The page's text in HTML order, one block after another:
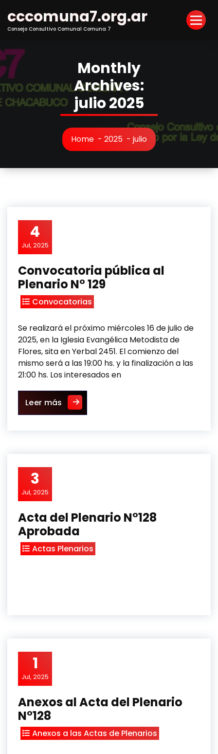
Content
cccomuna7.org.ar
Consejo Consultivo Comunal Comuna 7
Monthly
Archives:
julio 2025
Home - 2025 - julio
4
Jul, 2025
Convocatoria pública al
Plenario N° 129
Convocatorias
Se realizará el próximo miércoles 16 de julio de
2025, en la Iglesia Evangélica Metodista de
Flores, sita en Yerbal 2451. El comienzo del
mismo será a las 19:00 hs. y la finalización a las
21:00 hs. Los interesados en
Leer más Convocatoria pública al Plenario N°
3
Jul, 2025
Acta del Plenario N°128
Aprobada
Actas Plenarios
1
Jul, 2025
Anexos al Acta del Plenario
N°128
Anexos a las Actas de Plenarios